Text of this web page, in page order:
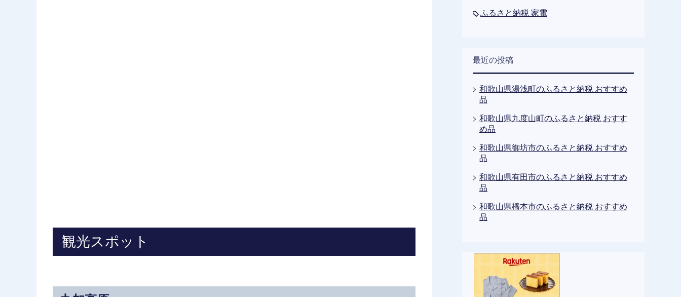
観光スポット
ふるさと納税 家電
最近の投稿
和歌山県湯浅町のふるさと納税 おすすめ
品
和歌山県九度山町のふるさと納税 おすす
め品
和歌山県御坊市のふるさと納税 おすすめ
品
和歌山県有田市のふるさと納税 おすすめ
品
和歌山県橋本市のふるさと納税 おすすめ
品